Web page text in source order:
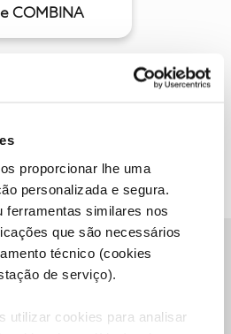
proporcionar lhe uma
personalizada e segura.
ferramentas similares nos
que são necessários
técnico (cookies
de serviço).
utilizar cookies para analisar
COMBINA
de julho